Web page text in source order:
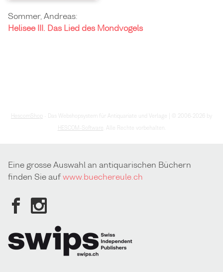
Sommer, Andreas:
Helisee III. Das Lied des Mondvogels
HescomShop
- Das Webshopsystem für Antiquariate und Verlage | © 2006-2026 by
HESCOM-Software
. Alle Rechte vorbehalten.
Eine grosse Auswahl an antiquarischen Büchern
finden Sie aufwww.buechereule.ch